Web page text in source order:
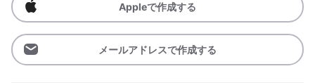
Appleで作成する
メールアドレスで作成する